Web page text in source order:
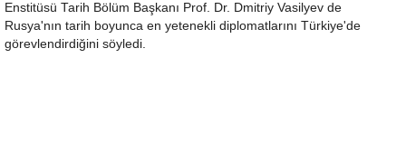
Enstitüsü Tarih Bölüm Başkanı Prof. Dr. Dmitriy Vasilyev de
Rusya'nın tarih boyunca en yetenekli diplomatlarını Türkiye'de
görevlendirdiğini söyledi.